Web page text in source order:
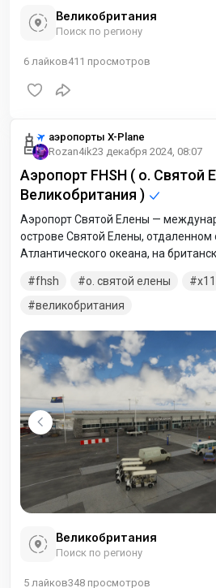
Великобритания
Поиск по региону
6 лайков411 просмотров
аэропорты X-Plane
Rozan4ik23 декабря 2024, 08:07
Аэропорт FHSH ( о. Святой
Великобритания )
Аэропорт Святой Елены —
острове Святой Елены,
Атлантического океана, на
да-Кунья. Строительство взлетно-
было завершено в 2015 году, а
fhsh о. святой елены x11
великобритания
Великобритания
Поиск по региону
5 лайков348 просмотров